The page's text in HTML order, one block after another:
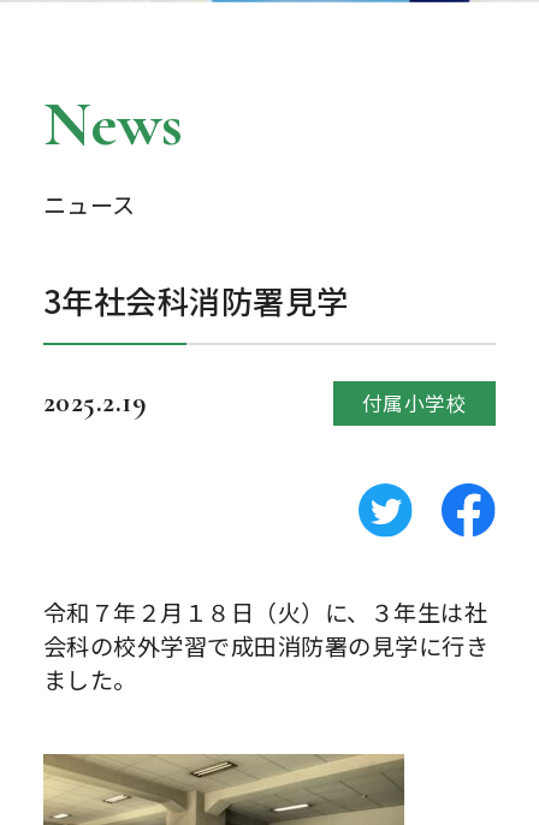
News
ニュース
3年社会科消防署見学
2025.2.19 付属小学校
令和７年２月１８日（火）に、３年生は社
会科の校外学習で成田消防署の見学に行き
ました。